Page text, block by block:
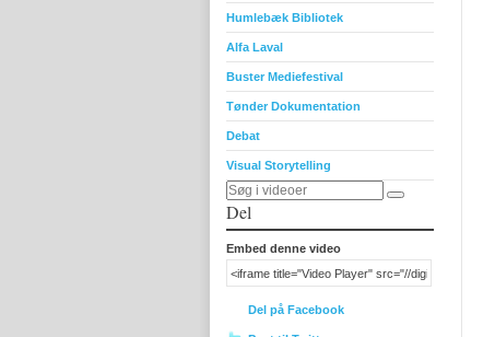
Humlebæk Bibliotek
Alfa Laval
Buster Mediefestival
Tønder Dokumentation
Debat
Visual Storytelling
Del
Embed denne video
Del på Facebook